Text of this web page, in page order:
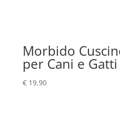
Morbido
per Cani e Gatti
€19,90